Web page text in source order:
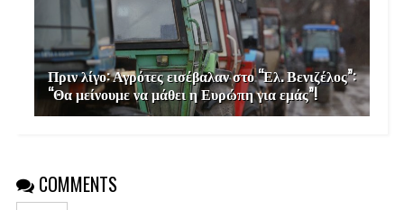
Πριν λίγο: Αγρότες εισέβαλαν στο “Ελ. Βενιζέλος”:
“Θα μείνουμε να μάθει η Ευρώπη για εμάς”!
COMMENTS